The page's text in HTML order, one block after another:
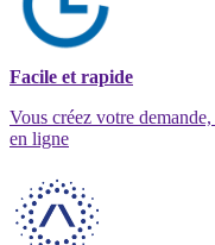
Facile et rapide
Vous créez votre
en ligne